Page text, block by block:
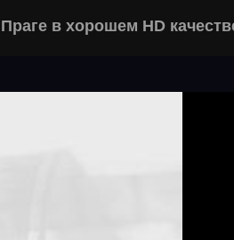
в хорошем HD